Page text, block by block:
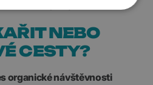
k vám doputují uživatelé.
NEBO
CESTY?
organické návštěvnosti